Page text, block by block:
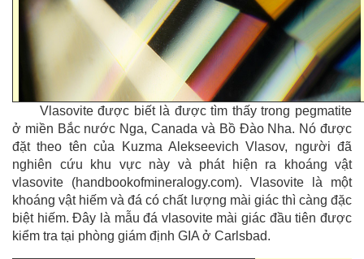
Vlasovite được biết là được tìm thấy trong pegmatite
ở miền Bắc nước Nga, Canada và Bồ Đào Nha. Nó được
đặt theo tên của Kuzma Alekseevich Vlasov, người đã
nghiên cứu khu vực này và phát hiện ra khoáng vật
vlasovite (handbookofmineralogy.com). Vlasovite là một
khoáng vật hiếm và đá có chất lượng mài giác thì càng đặc
biệt hiếm. Đây là mẫu đá vlasovite mài giác đầu tiên được
kiểm tra tại phòng giám định GIA ở Carlsbad.